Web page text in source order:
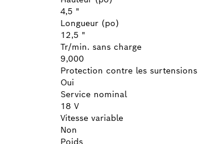
4,5 "
Longueur (po)
12,5 "
Tr/min. sans charge
9,000
Protection contre les surtensions
Oui
Service nominal
18 V
Vitesse variable
Non
Poids